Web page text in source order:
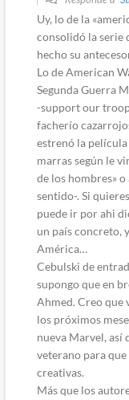
Uy, lo de la
consolidó la serie
hecho su
Lo de American
Segunda Guerra
-support our
facherío
estrenó la
marras según le
de los hombres»
sentido-. Si
puede ir por ahi
un país concreto,
América…
Cebulski de
supongo que en
Ahmed. Creo que
los próximos
nueva Marvel, así
veterano para
creativas.
Más que los